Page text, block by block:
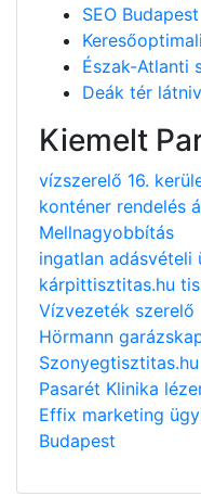
SEO Budapest
Észak-Atlanti
Deák tér
Kiemelt
vízszerelő 16.
konténer rendelés
Mellnagyobbítás
ingatlan adásvételi
kárpittisztitas.hu
Vízvezeték szerelő
Hörmann
Szonyegtisztitas.hu
Pasarét Klinika
Effix marketing
Budapest